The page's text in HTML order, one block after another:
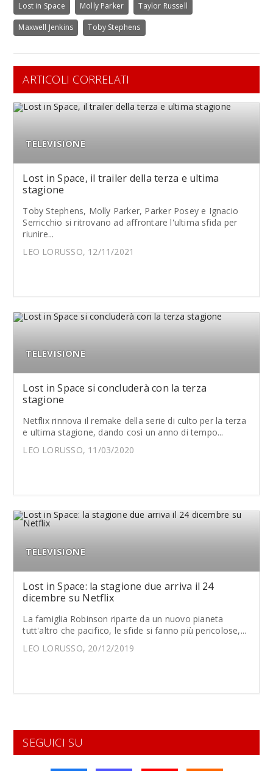
Lost in Space Molly Parker Taylor Russell
Maxwell Jenkins Toby Stephens
ARTICOLI CORRELATI
TELEVISIONE
Lost in Space, il trailer della terza e ultima
stagione
Toby Stephens, Molly Parker, Parker Posey e Ignacio
Serricchio si ritrovano ad affrontare l'ultima sfida per
riunire...
LEO LORUSSO, 12/11/2021
TELEVISIONE
Lost in Space si concluderà con la terza
stagione
Netflix rinnova il remake della serie di culto per la terza
e ultima stagione, dando così un anno di tempo...
LEO LORUSSO, 11/03/2020
TELEVISIONE
Lost in Space: la stagione due arriva il 24
dicembre su Netflix
La famiglia Robinson riparte da un nuovo pianeta
tutt'altro che pacifico, le sfide si fanno più pericolose,...
LEO LORUSSO, 20/12/2019
SEGUICI SU